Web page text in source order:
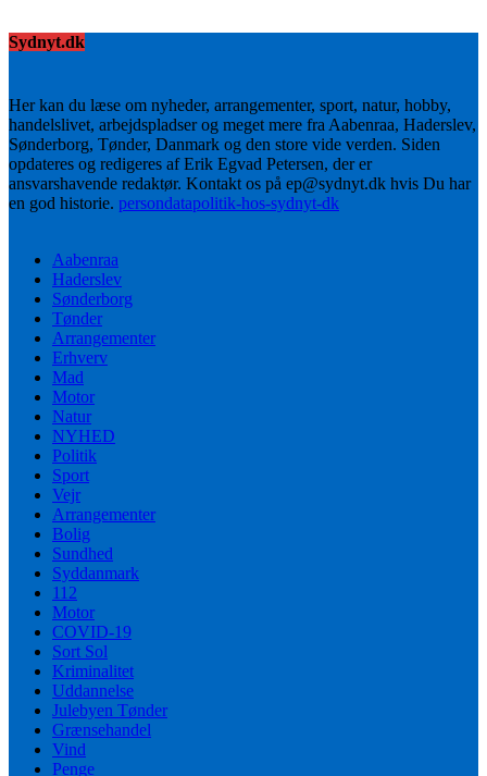
Sydnyt.dk
Her kan du læse om nyheder, arrangementer, sport, natur, hobby,
handelslivet, arbejdspladser og meget mere fra Aabenraa, Haderslev,
Sønderborg, Tønder, Danmark og den store vide verden. Siden
opdateres og redigeres af Erik Egvad Petersen, der er
ansvarshavende redaktør. Kontakt os på ep@sydnyt.dk hvis Du har
en god historie. persondatapolitik-hos-sydnyt-dk
Aabenraa
Haderslev
Sønderborg
Tønder
Arrangementer
Erhverv
Mad
Motor
Natur
NYHED
Politik
Sport
Vejr
Arrangementer
Bolig
Sundhed
Syddanmark
112
Motor
COVID-19
Sort Sol
Kriminalitet
Uddannelse
Julebyen Tønder
Grænsehandel
Vind
Penge